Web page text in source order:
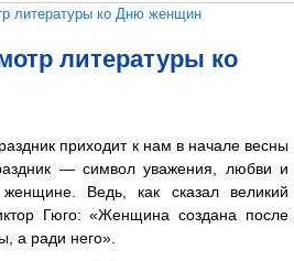
литературы ко Дню женщин
литературы ко
приходит к нам в начале весны
— символ уважения, любви и
женщине. Ведь, как сказал великий
Гюго: «Женщина создана после
а ради него».